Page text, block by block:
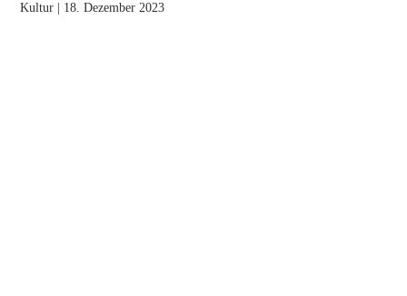
Kultur | 18. Dezember 2023